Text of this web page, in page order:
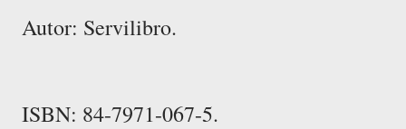
Autor: Servilibro.
ISBN: 84-7971-067-5.